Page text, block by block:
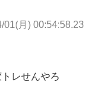
01(月) 00:54:58.23
レせんやろ